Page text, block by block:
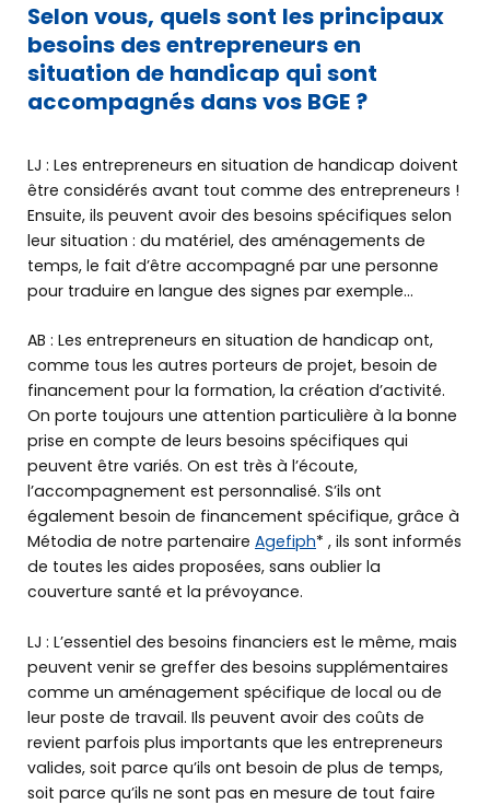
Selon vous, quels sont les principaux
besoins des entrepreneurs en
situation de handicap qui sont
accompagnés dans vos BGE ?
LJ : Les entrepreneurs en situation de handicap doivent
être considérés avant tout comme des entrepreneurs !
Ensuite, ils peuvent avoir des besoins spécifiques selon
leur situation : du matériel, des aménagements de
temps, le fait d’être accompagné par une personne
pour traduire en langue des signes par exemple…
AB : Les entrepreneurs en situation de handicap ont,
comme tous les autres porteurs de projet, besoin de
financement pour la formation, la création d’activité.
On porte toujours une attention particulière à la bonne
prise en compte de leurs besoins spécifiques qui
peuvent être variés. On est très à l’écoute,
l’accompagnement est personnalisé. S’ils ont
également besoin de financement spécifique, grâce à
Métodia de notre partenaire Agefiph* , ils sont informés
de toutes les aides proposées, sans oublier la
couverture santé et la prévoyance.
LJ : L’essentiel des besoins financiers est le même, mais
peuvent venir se greffer des besoins supplémentaires
comme un aménagement spécifique de local ou de
leur poste de travail. Ils peuvent avoir des coûts de
revient parfois plus importants que les entrepreneurs
valides, soit parce qu’ils ont besoin de plus de temps,
soit parce qu’ils ne sont pas en mesure de tout faire